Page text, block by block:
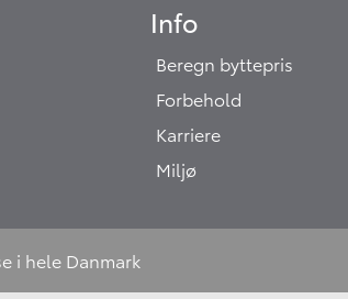
Info
Beregn byttepris
Forbehold
Karriere
Miljø
i hele Danmark